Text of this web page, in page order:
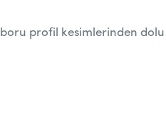
profil kesimlerinden